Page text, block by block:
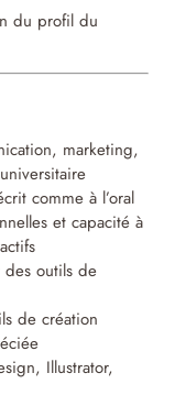
du profil du
marketing,
comme à l’oral
et capacité à
des outils de
de création
Illustrator,